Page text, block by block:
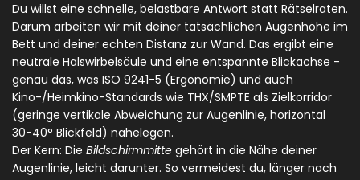
Du willst eine schnelle, belastbare Antwort statt Rätselraten.
Darum arbeiten wir mit deiner tatsächlichen Augenhöhe im
Bett und deiner echten Distanz zur Wand. Das ergibt eine
neutrale Halswirbelsäule und eine entspannte Blickachse -
genau das, was ISO 9241-5 (Ergonomie) und auch
Kino-/Heimkino-Standards wie THX/SMPTE als Zielkorridor
(geringe vertikale Abweichung zur Augenlinie, horizontal
30-40° Blickfeld) nahelegen.
Der Kern: Die Bildschirmmitte gehört in die Nähe deiner
Augenlinie, leicht darunter. So vermeidest du, länger nach